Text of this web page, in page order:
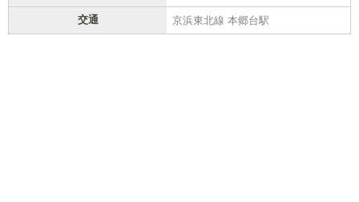
交通 京浜東北線 本郷台駅